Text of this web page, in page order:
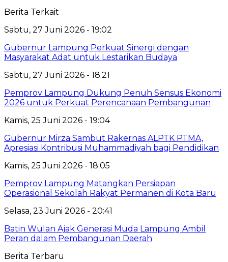
Berita Terkait
Sabtu, 27 Juni 2026 - 19:02
Gubernur Lampung Perkuat Sinergi dengan
Masyarakat Adat untuk Lestarikan Budaya
Sabtu, 27 Juni 2026 - 18:21
Pemprov Lampung Dukung Penuh Sensus Ekonomi
2026 untuk Perkuat Perencanaan Pembangunan
Kamis, 25 Juni 2026 - 19:04
Gubernur Mirza Sambut Rakernas ALPTK PTMA,
Apresiasi Kontribusi Muhammadiyah bagi Pendidikan
Kamis, 25 Juni 2026 - 18:05
Pemprov Lampung Matangkan Persiapan
Operasional Sekolah Rakyat Permanen di Kota Baru
Selasa, 23 Juni 2026 - 20:41
Batin Wulan Ajak Generasi Muda Lampung Ambil
Peran dalam Pembangunan Daerah
Berita Terbaru